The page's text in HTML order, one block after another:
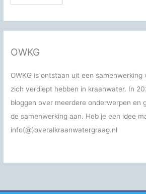
OWKG
OWKG is ontstaan uit een samenwerking
zich verdiept hebben in kraanwater. In
bloggen over meerdere onderwerpen en
de samenwerking aan. Heb je een idee
info(@)overalkraanwatergraag.nl